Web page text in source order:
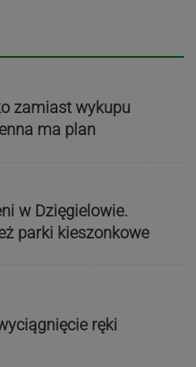
zamiast wykupu
ma plan
w Dzięgielowie.
parki kieszonkowe
ręki